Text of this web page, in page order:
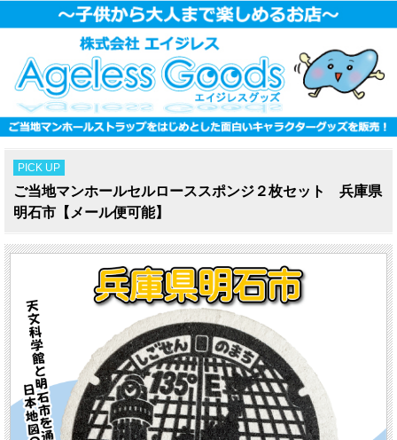
PICK UP
ご当地マンホールセルローススポンジ２枚セット 兵庫県
明石市【メール便可能】